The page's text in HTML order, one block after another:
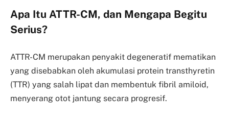
Apa Itu ATTR-CM, dan Mengapa Begitu
Serius?
ATTR-CM merupakan penyakit degeneratif mematikan
yang disebabkan oleh akumulasi protein transthyretin
(TTR) yang salah lipat dan membentuk fibril amiloid,
menyerang otot jantung secara progresif.